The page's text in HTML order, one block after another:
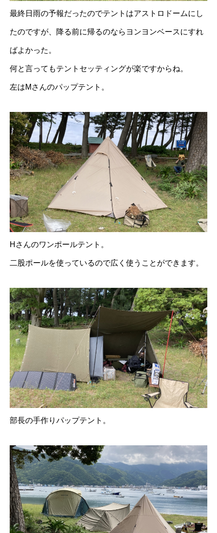
最終日雨の予報だったのでテントはアストロドームにし
たのですが、降る前に帰るのならヨンヨンベースにすれ
ばよかった。
何と言ってもテントセッティングが楽ですからね。
左はMさんのパップテント。
Hさんのワンポールテント。
二股ポールを使っているので広く使うことができます。
部長の手作りパップテント。